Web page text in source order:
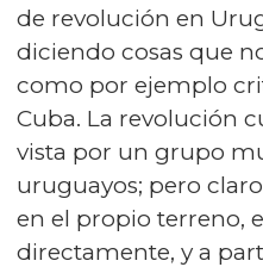
de revolución en
diciendo cosas que
como por ejemplo
Cuba. La revolución
vista por un grupo
uruguayos; pero
en el propio terreno,
directamente, y a